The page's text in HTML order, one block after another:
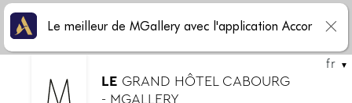
LE GRAND HÔTEL CABOURG
fr
Le meilleur de MGallery avec l'application Accor